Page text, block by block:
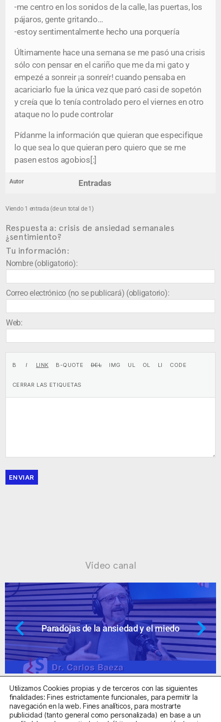
-me centro en los sonidos de la calle, las puertas, los
pájaros, gente gritando…
-estoy sentimentalmente hecho una porquería
Últimamente hace una semana se me pasó una crisis
sólo con pensar en el cariño que me da mi gato y
empezé a sonreir ¡a sonreír! cuando pensaba en
acariciarlo fue la única vez que paró casi de sopetón
y creía que lo tenía controlado pero el viernes en otro
ataque no lo pude controlar
Pídanme la información que quieran que especifique
lo que sea lo que quieran pero quiero que se me
pasen estos agobios[:]
Autor Entradas
Viendo 1 entrada (de un total de 1)
Respuesta a: crisis de ansiedad semanales
¿sentimiento?
Tu información:
Nombre (obligatorio):
Correo electrónico (no se publicará) (obligatorio):
Web:
ENVIAR
Vídeo canal
la ansiedad y el miedo Ansiedad:
Utilizamos Cookies propias y de terceros con las siguientes
finalidades: Fines estrictamente funcionales, para permitir la
navegación en la web. Fines analíticos, para mostrarte
publicidad (tanto general como personalizada) en base a un